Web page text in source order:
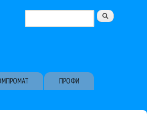
Форма поиска
ПРОФИ